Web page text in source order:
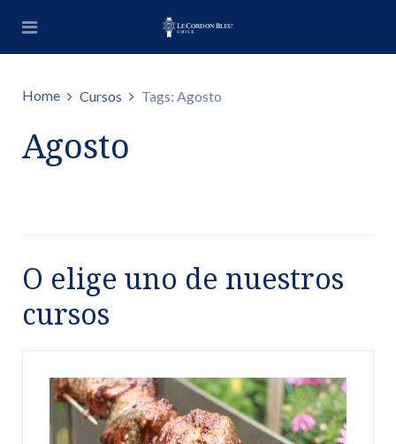
Home Cursos Tags: Agosto
Agosto
O elige uno de nuestros
cursos